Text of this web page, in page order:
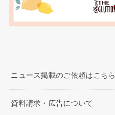
ニュース掲載のご依頼はこちら
資料請求・広告について